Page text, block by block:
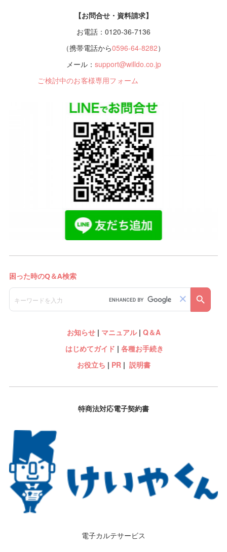
【お問合せ・資料請求】
お電話：0120-36-7136
（携帯電話から0596-64-8282）
メール： support@willdo.co.jp
ご検討中のお客様専用フォーム
お知らせ| マニュアル| Q＆A
はじめてガイド | 各種お手続き
お役立ち | PR| 説明書
特商法対応電子契約書
電子カルテサービス